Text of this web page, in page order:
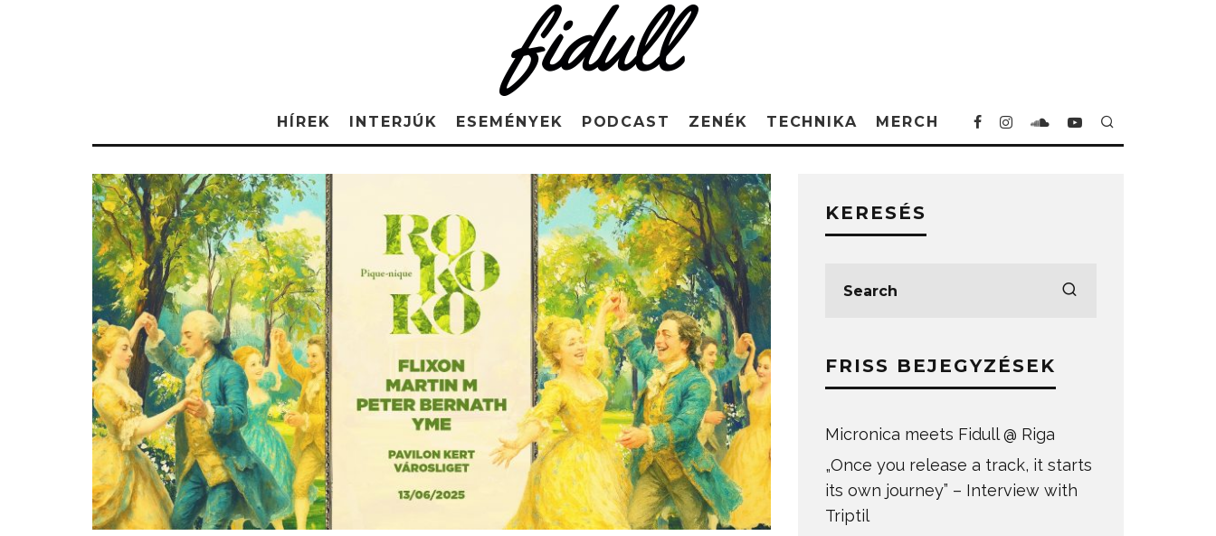
HÍREK INTERJÚK ESEMÉNYEK PODCAST ZENÉK TECHNIKA MERCH
KERESÉS
FRISS BEJEGYZÉSEK
Micronica meets Fidull @ Riga
„Once you release a track, it starts
its own journey” – Interview with
Triptil